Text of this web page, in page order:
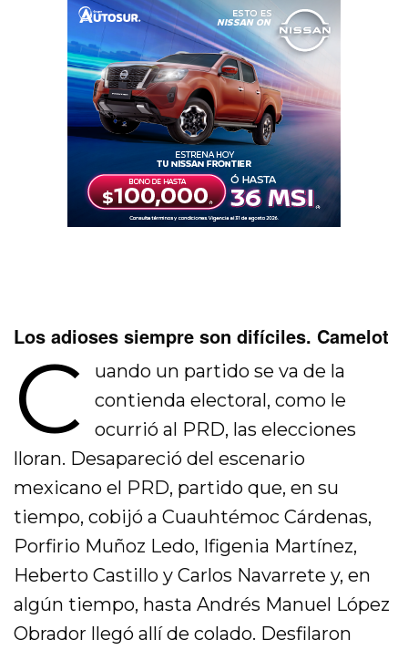
Los adioses siempre son difíciles. Camelot
C
uando un partido se va de la
contienda electoral, como le
ocurrió al PRD, las elecciones
lloran. Desapareció del escenario
mexicano el PRD, partido que, en su
tiempo, cobijó a Cuauhtémoc Cárdenas,
Porfirio Muñoz Ledo, Ifigenia Martínez,
Heberto Castillo y Carlos Navarrete y, en
algún tiempo, hasta Andrés Manuel López
Obrador llegó allí de colado. Desfilaron